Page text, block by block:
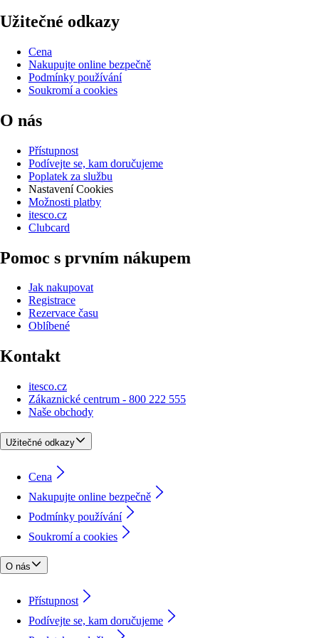
Užitečné odkazy
Cena
Nakupujte online bezpečně
Podmínky používání
Soukromí a cookies
O nás
Přístupnost
Podívejte se, kam doručujeme
Poplatek za službu
Nastavení Cookies
Možnosti platby
itesco.cz
Clubcard
Pomoc s prvním nákupem
Jak nakupovat
Registrace
Rezervace času
Oblíbené
Kontakt
itesco.cz
Zákaznické centrum - 800 222 555
Naše obchody
Užitečné odkazy
Cena
Nakupujte online bezpečně
Podmínky používání
Soukromí a cookies
O nás
Přístupnost
Podívejte se, kam doručujeme